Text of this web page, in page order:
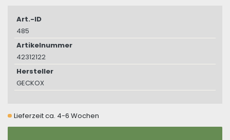
Art.-ID
485
Artikelnummer
42312122
Hersteller
GECKOX
Lieferzeit ca. 4-6 Wochen